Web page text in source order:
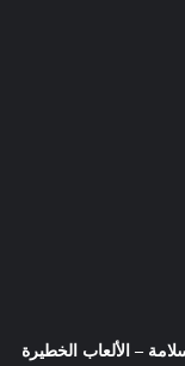
– الألعاب الخطيرة